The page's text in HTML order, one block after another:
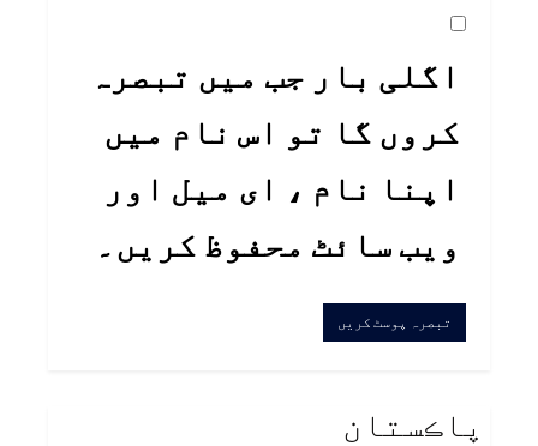
اگلی بار جب میں تبصرہ
کروں گا تو اس نام میں
اپنا نام ، ای میل اور
ویب سائٹ محفوظ کریں۔
پاڪستان